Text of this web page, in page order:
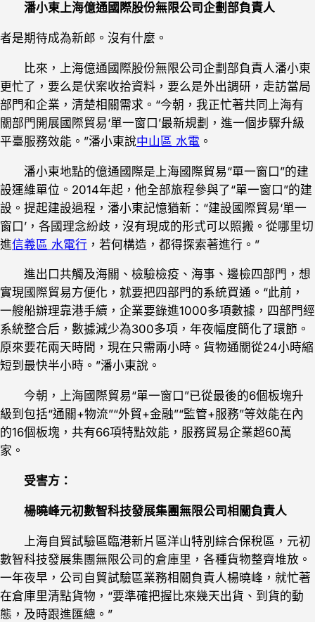
潘小東上海億通國際股份無限公司企劃部負責人
者是期待成為新郎。沒有什麼。
比來，上海億通國際股份無限公司企劃部負責人潘小東
更忙了，要么是伏案收拾資料，要么是外出調研，走訪當局
部門和企業，清楚相關需求。“今朝，我正忙著共同上海有
關部門開展國際貿易‘單一窗口’最新規劃，進一個步驟升級
平臺服務效能。”潘小東說中山區 水電 。
潘小東地點的億通國際是上海國際貿易“單一窗口”的建
設運維單位。2014年起，他全部旅程參與了“單一窗口”的建
設。提起建設過程，潘小東記憶猶新：“建設國際貿易‘單一
窗口’，各國理念紛歧，沒有現成的形式可以照搬。從哪里切
進信義區 水電行 ，若何構造，都得探索著進行。”
進出口共觸及海關、檢驗檢疫、海事、邊檢四部門，想
實現國際貿易方便化，就要把四部門的系統買通。“此前，
一艘船辦理靠港手續，企業要錄進1000多項數據，四部門經
系統整合后，數據減少為300多項，年夜幅度簡化了環節。
原來要花兩天時間，現在只需兩小時。貨物通關從24小時縮
短到最快半小時。”潘小東說。
今朝，上海國際貿易“單一窗口”已從最後的6個板塊升
級到包括“通關+物流”“外貿+金融”“監管+服務”等效能在內
的16個板塊，共有66項特點效能，服務貿易企業超60萬
家。
受害方：
楊曉峰元初數智科技發展集團無限公司相關負責人
上海自貿試驗區臨港新片區洋山特別綜合保稅區，元初
數智科技發展集團無限公司的倉庫里，各種貨物整齊堆放。
一年夜早，公司自貿試驗區業務相關負責人楊曉峰，就忙著
在倉庫里清點貨物，“要準確把握比來幾天出貨、到貨的動
態，及時跟進匯總。”